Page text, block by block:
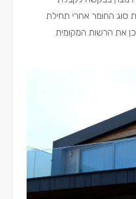
סוג החומר אחרי תחילת
את הרשות המקומית